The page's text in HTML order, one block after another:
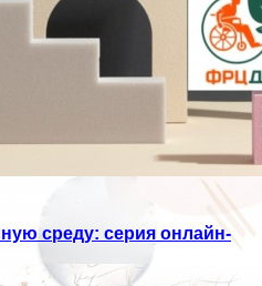
среду: серия онлайн-